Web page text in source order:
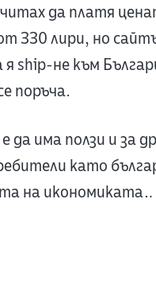
да платя
330 лири, но
ship-не към
поръча.
да има ползи и за
като
на икономиката…